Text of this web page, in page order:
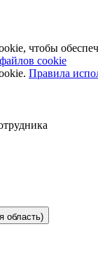
чтобы
cookie
Правила
область)